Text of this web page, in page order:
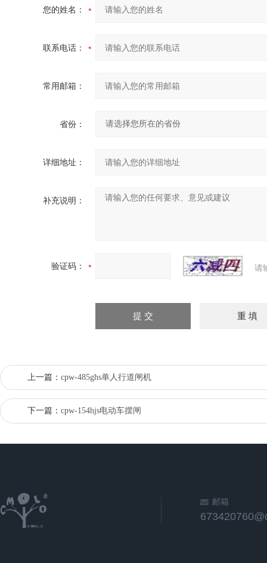
您的姓名：
联系电话：
常用邮箱：
省份：
详细地址：
补充说明：
验证码： 请
上一篇： cpw-485ghs单人行道闸机
下一篇： cpw-154hjs电动车摆闸
邮箱